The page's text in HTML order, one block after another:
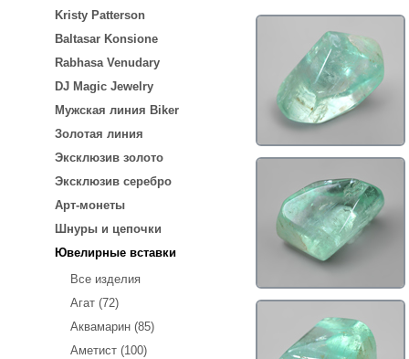
Kristy Patterson
Baltasar Konsione
Rabhasa Venudary
DJ Magic Jewelry
Мужская линия Biker
Золотая линия
Эксклюзив золото
Эксклюзив серебро
Арт-монеты
Шнуры и цепочки
Ювелирные вставки
Все изделия
Агат (72)
Аквамарин (85)
Аметист (100)